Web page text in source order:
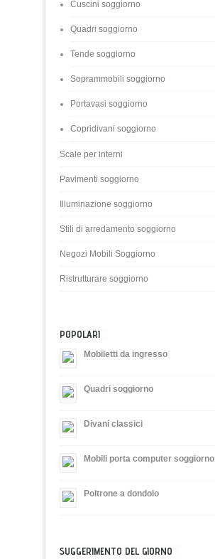
Cuscini soggiorno
Quadri soggiorno
Tende soggiorno
Soprammobili soggiorno
Portavasi soggiorno
Copridivani soggiorno
Scale per interni
Pavimenti soggiorno
Illuminazione soggiorno
Stili di arredamento soggiorno
Negozi Mobili Soggiorno
Ristrutturare soggiorno
POPOLARI
Mobiletti da ingresso
Quadri soggiorno
Divani classici
Mobili porta computer soggiorno
Poltrone a dondolo
SUGGERIMENTO DEL GIORNO